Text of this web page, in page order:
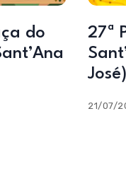
do
27ª
José)
21/07/